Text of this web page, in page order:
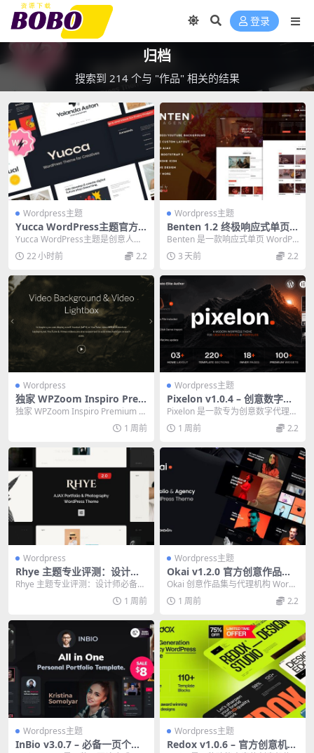
登录
归档
搜索到 214 个与 "作品" 相关的结果
Wordpress主题
Yucca WordPress主题官方
版 v1.27.0 – 创意人士必备作
品集主题
Yucca WordPress主题是创意人士
的必备作品集主题，提供时尚外
观、强大...
22 小时前 2.2
Wordpress主题
Benten 1.2 终极响应式单页
作品集主题 | 创意代理必备
Benten 是一款响应式单页 WordPr
ess 作品集主题，设计简洁优雅，
基...3 天前 2.2
Wordpress
独家 WPZoom Inspiro Pre
mium 专业评测：2026 年视
频与作品集网站的终极之选
独家 WPZoom Inspiro Premium 专
1 周前
Wordpress主题
Pixelon v1.0.4 – 创意数字作
品集 WordPress 主题（独家
中文版）
Pixelon 是一款专为创意数字代理机
构、SaaS 公司及初创企业打造的
Wo...1 周前 2.2
Wordpress
Rhye 主题专业评测：设计师
必备的 AJAX 作品集 WordPr
ess 主题指南
Rhye 主题专业评测：设计师必备的
AJAX 作品集 WordPress 主题...
1 周前
Wordpress主题
Okai v1.2.0 官方创意作品集
与代理机构 WordPress 主题
Okai 创意作品集与代理机构 WordP
ress 主题，专为数字机构和创意工
作...1 周前 2.2
Wordpress主题
InBio v3.0.7 – 必备一页个人
Wordpress主题
Redox v1.0.6 – 官方创意机构